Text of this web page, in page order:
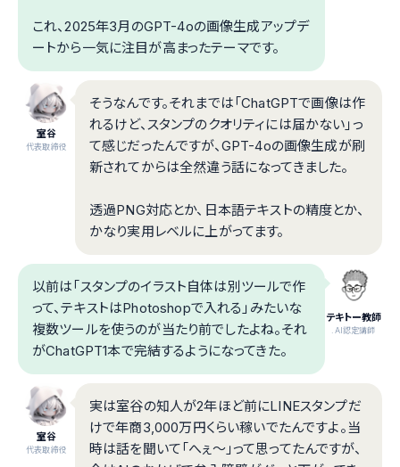
これ、2025年3月のGPT-4oの画像生成アップデ
ートから一気に注目が高まったテーマです。
室谷
代表取締役
そうなんです。それまでは「ChatGPTで画像は作
れるけど、スタンプのクオリティには届かない」っ
て感じだったんですが、GPT-4oの画像生成が刷
新されてからは全然違う話になってきました。
透過PNG対応とか、日本語テキストの精度とか、
かなり実用レベルに上がってます。
テキトー教師
.AI認定講師
以前は「スタンプのイラスト自体は別ツールで作
って、テキストはPhotoshopで入れる」みたいな
複数ツールを使うのが当たり前でしたよね。それ
がChatGPT1本で完結するようになってきた。
室谷
代表取締役
実は室谷の知人が2年ほど前にLINEスタンプだ
けで年商3,000万円くらい稼いでたんですよ。当
時は話を聞いて「へぇ〜」って思ってたんですが、